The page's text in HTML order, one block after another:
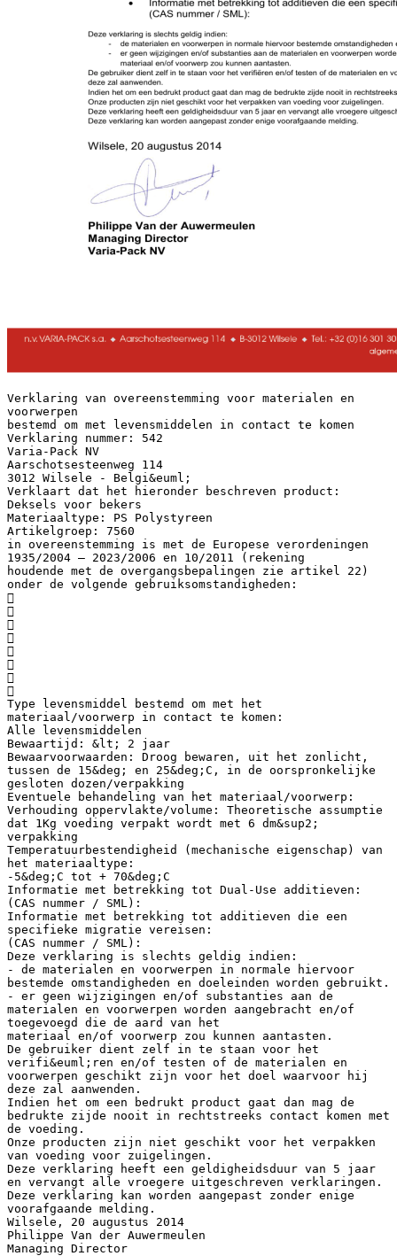
Verklaring van overeenstemming voor materialen en
voorwerpen
bestemd om met levensmiddelen in contact te komen
Verklaring nummer: 542
Varia-Pack NV
Aarschotsesteenweg 114
3012 Wilsele - Belgi&euml;
Verklaart dat het hieronder beschreven product:
Deksels voor bekers
Materiaaltype: PS Polystyreen
Artikelgroep: 7560
in overeenstemming is met de Europese verordeningen
1935/2004 – 2023/2006 en 10/2011 (rekening
houdende met de overgangsbepalingen zie artikel 22)
onder de volgende gebruiksomstandigheden:








Type levensmiddel bestemd om met het
materiaal/voorwerp in contact te komen:
Alle levensmiddelen
Bewaartijd: &lt; 2 jaar
Bewaarvoorwaarden: Droog bewaren, uit het zonlicht,
tussen de 15&deg; en 25&deg;C, in de oorspronkelijke
gesloten dozen/verpakking
Eventuele behandeling van het materiaal/voorwerp:
Verhouding oppervlakte/volume: Theoretische assumptie
dat 1Kg voeding verpakt wordt met 6 dm&sup2;
verpakking
Temperatuurbestendigheid (mechanische eigenschap) van
het materiaaltype:
-5&deg;C tot + 70&deg;C
Informatie met betrekking tot Dual-Use additieven:
(CAS nummer / SML):
Informatie met betrekking tot additieven die een
specifieke migratie vereisen:
(CAS nummer / SML):
Deze verklaring is slechts geldig indien:
- de materialen en voorwerpen in normale hiervoor
bestemde omstandigheden en doeleinden worden gebruikt.
- er geen wijzigingen en/of substanties aan de
materialen en voorwerpen worden aangebracht en/of
toegevoegd die de aard van het
materiaal en/of voorwerp zou kunnen aantasten.
De gebruiker dient zelf in te staan voor het
verifi&euml;ren en/of testen of de materialen en
voorwerpen geschikt zijn voor het doel waarvoor hij
deze zal aanwenden.
Indien het om een bedrukt product gaat dan mag de
bedrukte zijde nooit in rechtstreeks contact komen met
de voeding.
Onze producten zijn niet geschikt voor het verpakken
van voeding voor zuigelingen.
Deze verklaring heeft een geldigheidsduur van 5 jaar
en vervangt alle vroegere uitgeschreven verklaringen.
Deze verklaring kan worden aangepast zonder enige
voorafgaande melding.
Wilsele, 20 augustus 2014
Philippe Van der Auwermeulen
Managing Director